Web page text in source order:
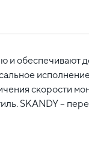
и обеспечивают
скорости
SKANDY –